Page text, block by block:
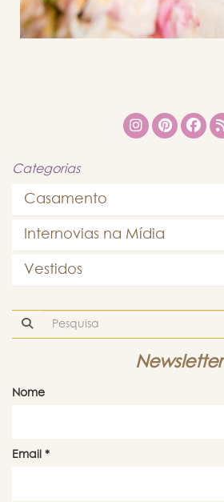
Categorias
Casamento
Internovias na Mídia
Vestidos
Newsletter
Nome
Email *